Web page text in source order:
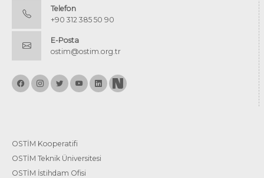
Telefon
+90 312 385 50 90
E-Posta
ostim@ostim.org.tr
OSTİM Kooperatifi
OSTİM Teknik Üniversitesi
OSTİM İstihdam Ofisi